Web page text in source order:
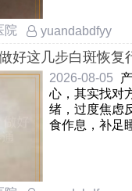
院 yuandabdfyy
好这几步白斑恢复
2026-08-05
心，其实找对
绪，过度焦虑